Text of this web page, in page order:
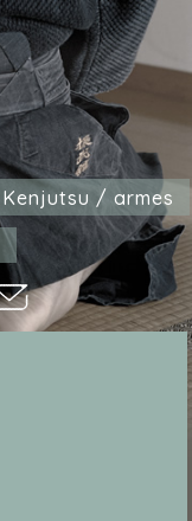
Kenjutsu / armes